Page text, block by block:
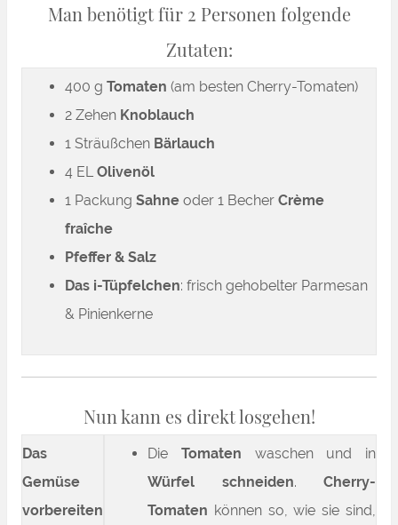
Man benötigt für 2 Personen folgende
Zutaten:
400 g Tomaten (am besten Cherry-Tomaten)
2 Zehen Knoblauch
1 Sträußchen Bärlauch
4 EL Olivenöl
1 Packung Sahne oder 1 Becher Crème
fraîche
Pfeffer & Salz
Das i-Tüpfelchen: frisch gehobelter Parmesan
& Pinienkerne
Nun kann es direkt losgehen!
Das
Gemüse
vorbereiten
Die Tomaten waschen und in
Würfel schneiden. Cherry-
Tomaten können so, wie sie sind,